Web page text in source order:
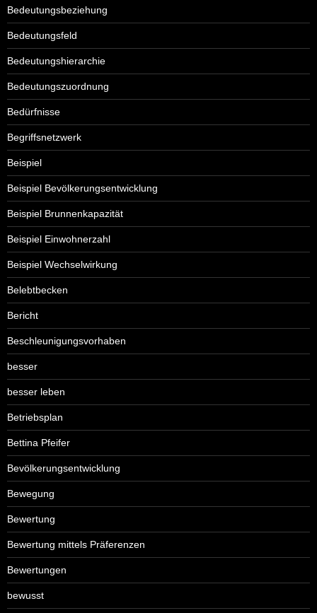
Bedeutungsbeziehung
Bedeutungsfeld
Bedeutungshierarchie
Bedeutungszuordnung
Bedürfnisse
Begriffsnetzwerk
Beispiel
Beispiel Bevölkerungsentwicklung
Beispiel Brunnenkapazität
Beispiel Einwohnerzahl
Beispiel Wechselwirkung
Belebtbecken
Bericht
Beschleunigungsvorhaben
besser
besser leben
Betriebsplan
Bettina Pfeifer
Bevölkerungsentwicklung
Bewegung
Bewertung
Bewertung mittels Präferenzen
Bewertungen
bewusst